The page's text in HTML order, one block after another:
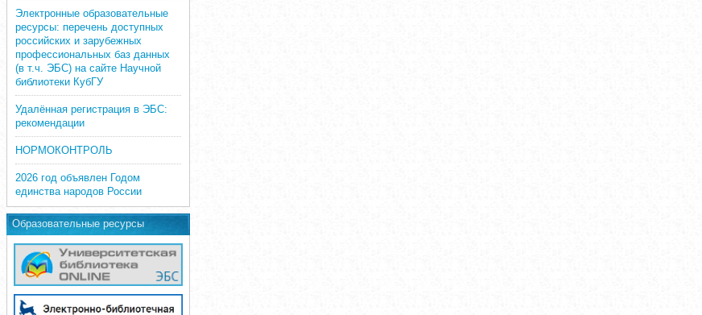
Электронные образовательные
ресурсы: перечень доступных
российских и зарубежных
профессиональных баз данных
(в т.ч. ЭБС) на сайте Научной
библиотеки КубГУ
Удалённая регистрация в ЭБС:
рекомендации
НОРМОКОНТРОЛЬ
2026 год объявлен Годом
единства народов России
Образовательные ресурсы